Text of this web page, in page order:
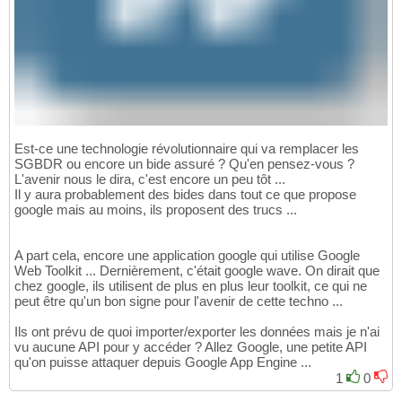
Est-ce une technologie révolutionnaire qui va remplacer les
SGBDR ou encore un bide assuré ? Qu'en pensez-vous ?
L'avenir nous le dira, c'est encore un peu tôt ...
Il y aura probablement des bides dans tout ce que propose
google mais au moins, ils proposent des trucs ...
A part cela, encore une application google qui utilise Google
Web Toolkit ... Dernièrement, c'était google wave. On dirait que
chez google, ils utilisent de plus en plus leur toolkit, ce qui ne
peut être qu'un bon signe pour l'avenir de cette techno ...
Ils ont prévu de quoi importer/exporter les données mais je n'ai
vu aucune API pour y accéder ? Allez Google, une petite API
qu'on puisse attaquer depuis Google App Engine ...
1
0